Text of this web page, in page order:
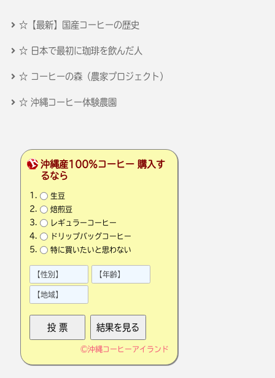
☆【最新】国産コーヒーの歴史
☆ 日本で最初に珈琲を飲んだ人
☆ コーヒーの森（農家プロジェクト）
☆ 沖縄コーヒー体験農園
沖縄産100％コーヒー 購入す
るなら
生豆
焙煎豆
レギュラーコーヒー
ドリップバッグコーヒー
特に買いたいと思わない
©沖縄コーヒーアイランド